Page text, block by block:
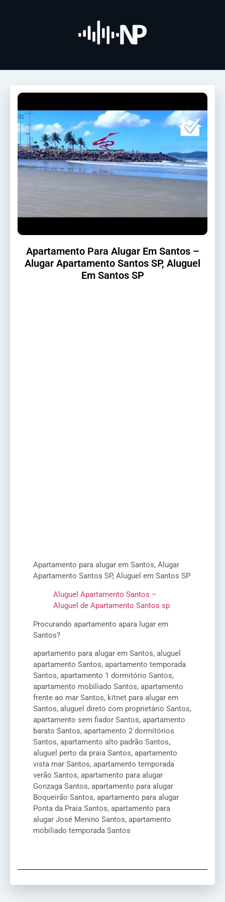
Apartamento Para Alugar Em Santos –
Alugar Apartamento Santos SP, Aluguel
Em Santos SP
Apartamento para alugar em Santos, Alugar
Apartamento Santos SP, Aluguel em Santos SP
Aluguel Apartamento Santos –
Aluguel de Apartamento Santos sp
Procurando apartamento apara lugar em
Santos?
apartamento para alugar em Santos, aluguel
apartamento Santos, apartamento temporada
Santos, apartamento 1 dormitório Santos,
apartamento mobiliado Santos, apartamento
frente ao mar Santos, kitnet para alugar em
Santos, aluguel direto com proprietário Santos,
apartamento sem fiador Santos, apartamento
barato Santos, apartamento 2 dormitórios
Santos, apartamento alto padrão Santos,
aluguel perto da praia Santos, apartamento
vista mar Santos, apartamento temporada
verão Santos, apartamento para alugar
Gonzaga Santos, apartamento para alugar
Boqueirão Santos, apartamento para alugar
Ponta da Praia Santos, apartamento para
alugar José Menino Santos, apartamento
mobiliado temporada Santos